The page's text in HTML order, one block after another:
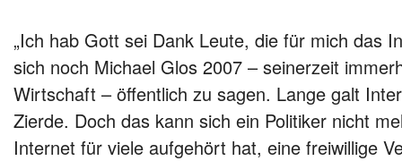
„Ich hab Gott sei Dank Leute, die für mich das
sich noch Michael Glos 2007 – seinerzeit
Wirtschaft – öffentlich zu sagen. Lange galt
Zierde. Doch das kann sich ein Politiker nicht
Internet für viele aufgehört hat, eine freiwillige